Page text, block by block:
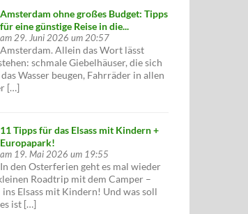
Amsterdam ohne großes Budget: Tipps
für eine günstige Reise in die...
am 29. Juni 2026 um 20:57
Amsterdam. Allein das Wort lässt
schmale Giebelhäuser, die sich
Wasser beugen, Fahrräder in allen
[…]
11 Tipps für das Elsass mit Kindern +
Europapark!
am 19. Mai 2026 um 19:55
In den Osterferien geht es mal wieder
Roadtrip mit dem Camper –
ins Elsass mit Kindern! Und was soll
ist […]